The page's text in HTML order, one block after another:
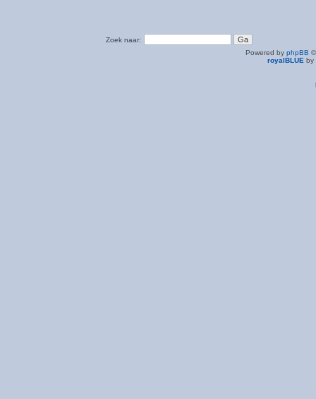
Zoek naar:
Powered by phpBB
royalBLUE by